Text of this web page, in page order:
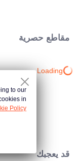
مقاطع حصرية
Loading…
قد يعجبك
to our
in
Policy.